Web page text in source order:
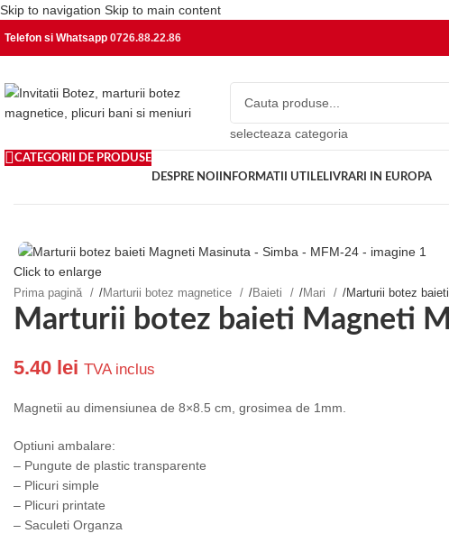
Skip to navigation Skip to main content
Telefon si Whatsapp 0726.88.22.86
selecteaza categoria
CATEGORII DE PRODUSE
DESPRE NOI
INFORMATII UTILELIVRARI IN EUROPA
Click to enlarge
Prima pagină /Marturii botez magnetice /Baieti /Mari /Marturii botez
Marturii botez baieti Magneti
5.40 lei TVA inclus
Magnetii au dimensiunea de 8×8.5 cm, grosimea de 1mm.
Optiuni ambalare:
– Pungute de plastic transparente
– Plicuri simple
– Plicuri printate
– Saculeti Organza